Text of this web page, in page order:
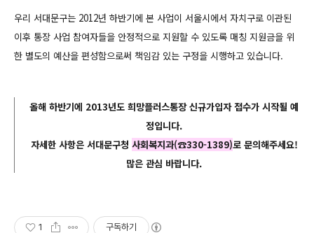
우리 서대문구는 2012년 하반기에 본 사업이 서울시에서 자치구로 이관된
이후 통장 사업 참여자들을 안정적으로 지원할 수 있도록 매칭 지원금을 위
한 별도의 예산을 편성함으로써 책임감 있는 구정을 시행하고 있습니다.
올해 하반기에 2013년도 희망플러스통장신규가입자 접수가 시작될 예
정입니다.
자세한 사항은 서대문구청 사회복지과(☎330-1389)로 문의해주세요!
많은 관심 바랍니다.
1 구독하기